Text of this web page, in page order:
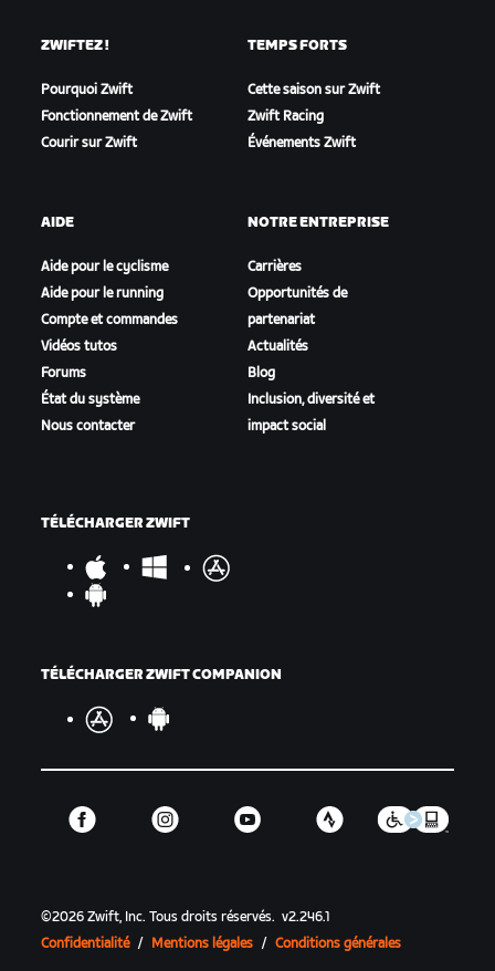
ZWIFTEZ !
Pourquoi Zwift
Fonctionnement de Zwift
Courir sur Zwift
TEMPS FORTS
Cette saison sur Zwift
Zwift Racing
Événements Zwift
AIDE
Aide pour le cyclisme
Aide pour le running
Compte et commandes
Vidéos tutos
Forums
État du système
Nous contacter
NOTRE ENTREPRISE
Carrières
Opportunités de
partenariat
Actualités
Blog
Inclusion, diversité et
impact social
TÉLÉCHARGER ZWIFT
TÉLÉCHARGER ZWIFT COMPANION
©2026 Zwift, Inc.Tous droits réservés. v2.246.1
Confidentialité / Mentions légales / Conditions générales